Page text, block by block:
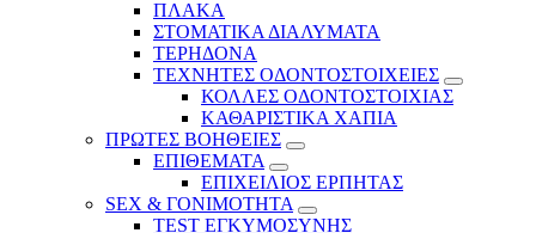
ΠΛΑΚΑ
ΣΤΟΜΑΤΙΚΑ ΔΙΑΛΥΜΑΤΑ
ΤΕΡΗΔΟΝΑ
ΤΕΧΝΗΤΕΣ ΟΔΟΝΤΟΣΤΟΙΧΕΙΕΣ
ΚΟΛΛΕΣ ΟΔΟΝΤΟΣΤΟΙΧΙΑΣ
ΚΑΘΑΡΙΣΤΙΚΑ ΧΑΠΙΑ
ΠΡΩΤΕΣ ΒΟΗΘΕΙΕΣ
ΕΠΙΘΕΜΑΤΑ
ΕΠΙΧΕΙΛΙΟΣ ΕΡΠΗΤΑΣ
SEX & ΓΟΝΙΜΟΤΗΤΑ
TEST ΕΓΚΥΜΟΣΥΝΗΣ